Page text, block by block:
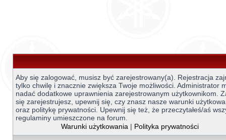
Aby się zalogować, musisz być zarejestrowany(a). Rejestracja
tylko chwilę i znacznie zwiększa Twoje możliwości. Administrator
nadać dodatkowe uprawnienia zarejestrowanym użytkownikom.
się zarejestrujesz, upewnij się, czy znasz nasze warunki
oraz politykę prywatności. Upewnij się też, że przeczytałeś/aś
regulaminy umieszczone na forum.
Warunki użytkowania | Polityka prywatności